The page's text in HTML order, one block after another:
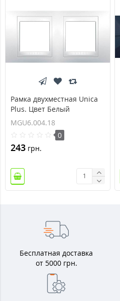
Рамка двухместная Unica
Plus. Цвет Белый
MGU6.004.18
MGU6.004.18
0
243 грн.
Бесплатная доставка
от 5000 грн.